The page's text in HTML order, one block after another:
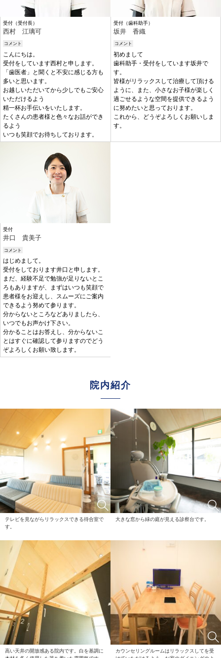
受付（受付長）
西村 江璃可
コメント
こんにちは。
受付をしています西村と申します。
「歯医者」と聞くと不安に感じる方も
多いと思います。
お越しいただいてから少しでもご安心
いただけるよう
精一杯お手伝いをいたします。
たくさんの患者様と色々なお話ができ
るよう
いつも笑顔でお待ちしております。
受付（歯科助手）
坂井 香織
コメント
初めまして
歯科助手・受付をしています坂井で
す。
皆様がリラックスして治療して頂ける
ように、また、小さなお子様が楽しく
過ごせるような空間を提供できるよう
に努めたいと思っております。
これから、どうぞよろしくお願いしま
す。
受付
井口 貴美子
コメント
はじめまして。
受付をしております井口と申します。
まだ、経験不足で勉強が足りないとこ
ろもありますが、まずはいつも笑顔で
患者様をお迎えし、スムーズにご案内
できるよう努めて参ります。
分からないところなどありましたら、
いつでもお声かけ下さい。
分かることはお答えし、分からないこ
とはすぐに確認して参りますのでどう
ぞよろしくお願い致します。
院内紹介
テレビを見ながらリラックスできる待合室で
す。
大きな窓から緑の庭が見える診察台です。
高い天井の開放感ある院内です。白を基調に
カウンセリングルームはリラックスしてを受